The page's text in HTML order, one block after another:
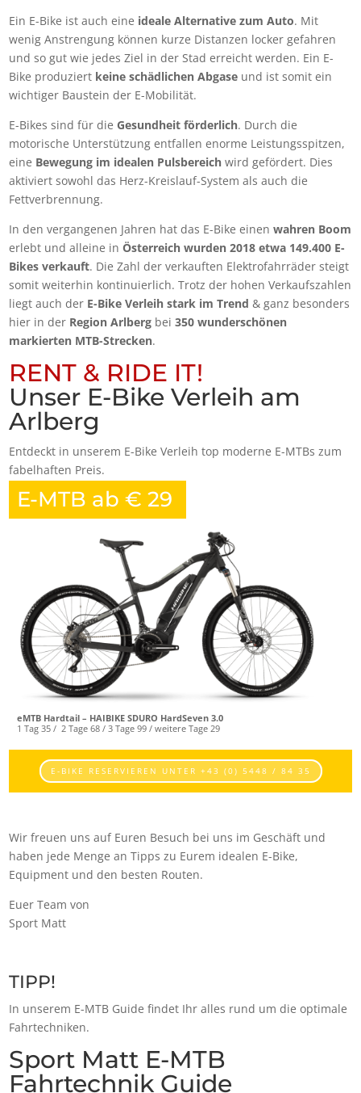
Ein E-Bike ist auch eine ideale Alternative zum Auto. Mit
wenig Anstrengung können kurze Distanzen locker gefahren
und so gut wie jedes Ziel in der Stad erreicht werden. Ein E-
Bike produziert keine schädlichen Abgase und ist somit ein
wichtiger Baustein der E-Mobilität.
E-Bikes sind für die Gesundheit förderlich. Durch die
motorische Unterstützung entfallen enorme Leistungsspitzen,
eine Bewegung im idealen Pulsbereich wird gefördert. Dies
aktiviert sowohl das Herz-Kreislauf-System als auch die
Fettverbrennung.
In den vergangenen Jahren hat das E-Bike einenwahren Boom
erlebt und alleine inÖsterreich wurden2018 etwa 149.400 E-
Bikes verkauft. Die Zahl der verkauften Elektrofahrräder steigt
somit weiterhin kontinuierlich. Trotz der hohen Verkaufszahlen
liegt auch der E-Bike Verleih stark im Trend & ganz besonders
hier in der Region Arlberg bei 350 wunderschönen
markierten MTB-Strecken.
RENT & RIDE IT!
Unser E-Bike Verleih am
Arlberg
Entdeckt in unserem E-Bike Verleih top moderne E-MTBs zum
fabelhaften Preis.
E-MTB ab € 29
eMTB Hardtail – HAIBIKE SDURO HardSeven 3.0
1 Tag 35 / 2 Tage 68 / 3 Tage 99 / weitere Tage 29
E-BIKE RESERVIEREN UNTER +43 (0) 5448 / 84 35
Wir freuen uns auf Euren Besuch bei uns im Geschäft und
haben jede Menge an Tipps zu Eurem idealen E-Bike,
Equipment und den besten Routen.
Euer Team von
Sport Matt
TIPP!
In unserem E-MTB Guide findet Ihr alles rund um die optimale
Fahrtechniken.
Sport Matt E-MTB
Fahrtechnik Guide